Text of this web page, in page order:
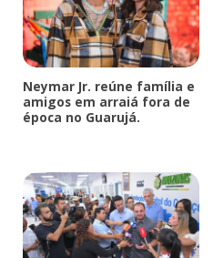
Neymar Jr. reúne família e
amigos em arraiá fora de
época no Guarujá.